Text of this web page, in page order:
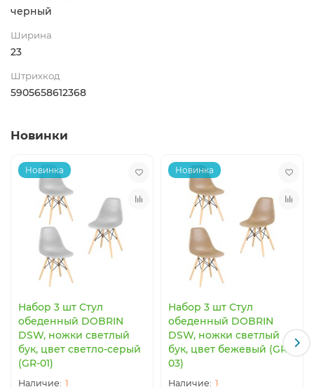
черный
Ширина
23
Штрихкод
5905658612368
Новинки
Новинка
Набор 3 шт Стул
обеденный DOBRIN
DSW, ножки светлый
бук, цвет светло-серый
(GR-01)
1
Новинка
Набор 3 шт Стул
обеденный DOBRIN
DSW, ножки светлый
бук, цвет бежевый (GR-
03)
1